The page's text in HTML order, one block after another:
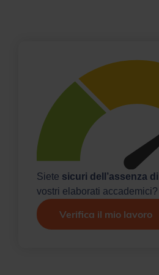
Siete sicuri dell’assenza
vostri elaborati accademici?
Verifica il mio lavoro